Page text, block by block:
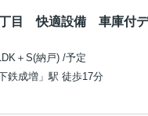
＋S(納戸) /予定
鉄成増」駅 徒歩17分